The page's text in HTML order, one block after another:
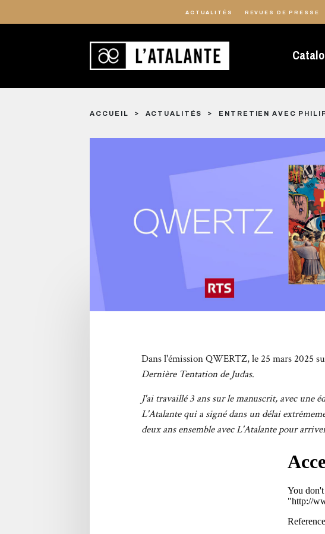
ACTUALITÉS REVUES DE PRESSE
ACCUEIL ACTUALITÉS ENTRETIEN AVEC
Dans l'émissionQWERTZ, le 25 mars 2025
Dernière Tentation de Judas.
J'ai travaillé 3 ans sur le manuscrit, avec une
L'Atalante qui a signé dans un délai
deux ans ensemble avec L'Atalante pour